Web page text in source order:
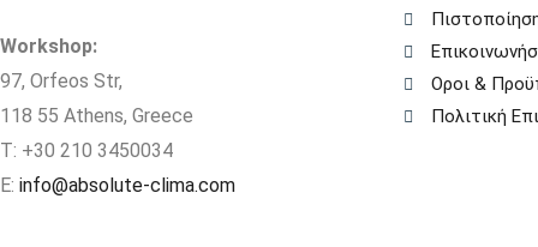
Workshop:
97, Orfeos Str,
118 55 Athens, Greece
T: +30 210 3450034
E: info@absolute-clima.com
Οροι &
Πολιτική